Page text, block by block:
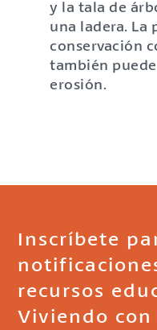
y la tala de
una ladera. La
conservación
también
erosión.
Inscríbete
recursos
Viviendo